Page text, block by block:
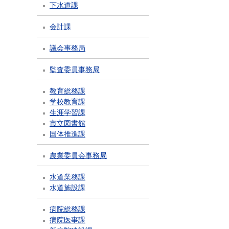
下水道課
会計課
議会事務局
監査委員事務局
教育総務課
学校教育課
生涯学習課
市立図書館
国体推進課
農業委員会事務局
水道業務課
水道施設課
病院総務課
病院医事課